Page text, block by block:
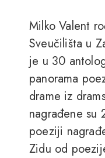
Milko Valent
Sveučilišta u
je u 30
panorama
drame iz
nagrađene
poeziji
Zidu od